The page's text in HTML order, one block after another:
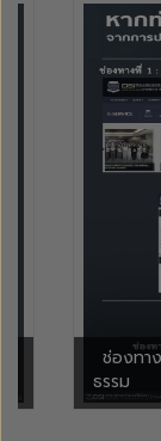
ช่องทา
ธรรม